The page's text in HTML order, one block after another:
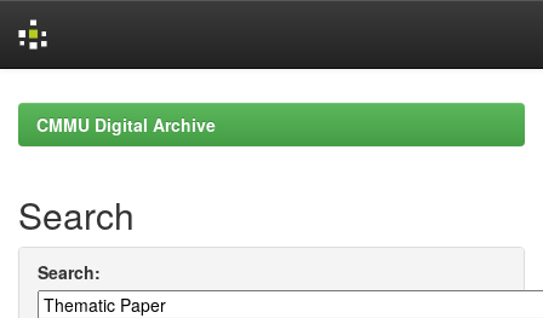
navigationCMMU Digital Archive
Search
Search: